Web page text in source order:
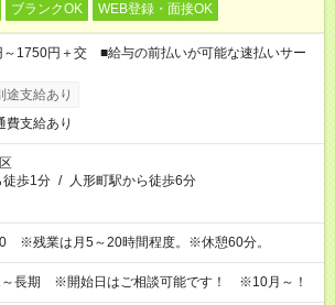
ブランクOK WEB登録・面接OK
～1750円＋交 ■給与の前払いが可能な速払いサー
途支給あり
費支給あり
徒歩1分 / 人形町駅から徒歩6分
※残業は月5～20時間程度。※休憩60分。
～長期 ※開始日はご相談可能です！ ※10月～！